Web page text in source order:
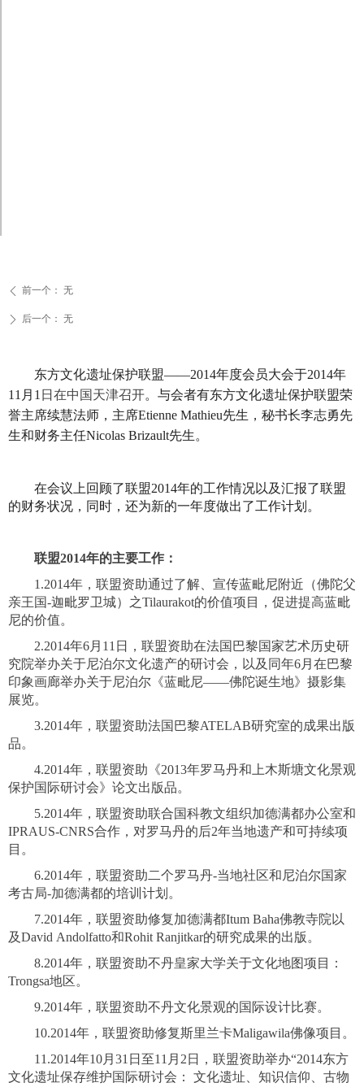
东方文化遗址保护联盟——2014年度会员大会于2014年
11月1 日在中国天津召开。与会者有东方文化遗址保护联盟荣
誉主席续慧法师，主席Etienne Mathieu先生，秘书长李志勇先
生和财务主任Nicolas Brizault先生。
在会议上回顾了联盟2014年的工作情况以及汇报了联盟
的财务状况，同时，还为新的一年度做出了工作计划。
联盟2014年的主要工作：
1.2014年，联盟资助通过了解、宣传蓝毗尼附近（佛陀父
亲王国-迦毗罗卫城）之Tilaurakot的价值项目，促进提高蓝毗
尼的价值。
2.2014年6月11日，联盟资助在法国巴黎国家艺术历史研
究院举办关于尼泊尔文化遗产的研讨会，以及同年6月在巴黎
印象画廊举办关于尼泊尔《蓝毗尼——佛陀诞生地》摄影集
展览。
3.2014年，联盟资助法国巴黎ATELAB研究室的成果出版
品。
4.2014年，联盟资助《2013年罗马丹和上木斯塘文化景观
保护国际研讨会》论文出版品。
5.2014年，联盟资助联合国科教文组织加德满都办公室和
IPRAUS-CNRS合作，对罗马丹的后2年当地遗产和可持续项
目。
6.2014年，联盟资助二个罗马丹-当地社区和尼泊尔国家
考古局-加德满都的培训计划。
7.2014年，联盟资助修复加德满都Itum Baha佛教寺院以
及David Andolfatto和Rohit Ranjitkar的研究成果的出版。
8.2014年，联盟资助不丹皇家大学关于文化地图项目：
Trongsa地区。
9.2014年，联盟资助不丹文化景观的国际设计比赛。
10.2014年，联盟资助修复斯里兰卡Maligawila佛像项目。
11.2014年10月31日至11月2日，联盟资助举办“2014东方
文化遗址保存维护国际研讨会： 文化遗址、知识信仰、古物
ꄴ 前一个： 无
ꄲ 后一个： 无